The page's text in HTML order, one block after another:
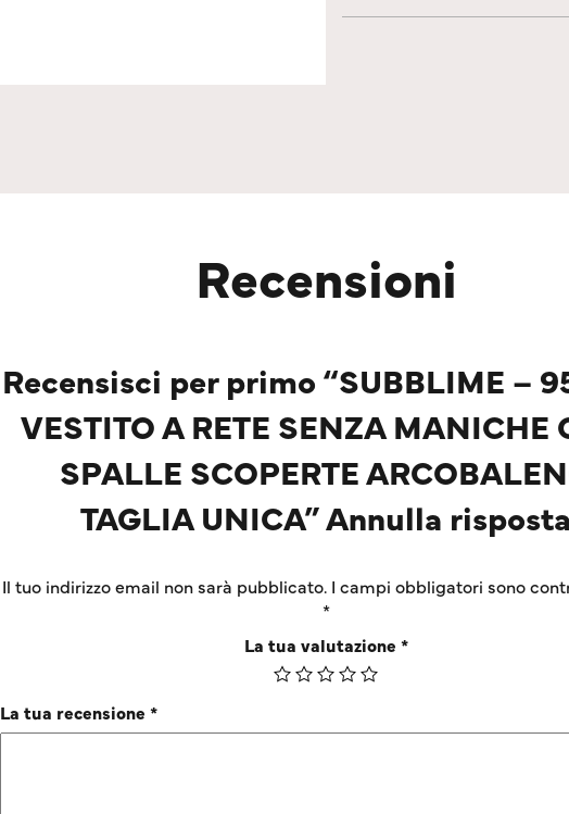
Recensioni
Recensisci per primo “SUBBLIME –
VESTITO A RETE SENZA MANICHE
SPALLE SCOPERTE
TAGLIA UNICA” Annulla risposta
Il tuo indirizzo email non sarà pubblicato. I campi obbligatori sono
*
La tua valutazione *
La tua recensione *